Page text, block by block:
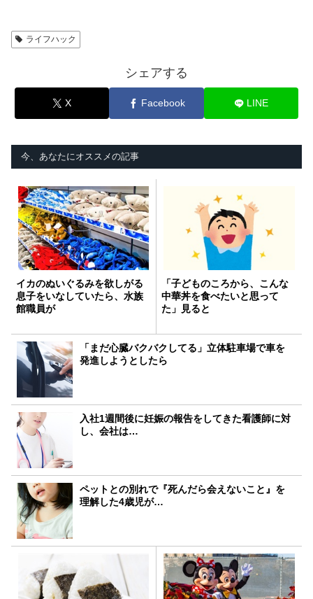
ライフハック
シェアする
X Facebook LINE
今、あなたにオススメの記事
イカのぬいぐるみを欲しがる
息子をいなしていたら、水族
館職員が
「子どものころから、こんな
中華丼を食べたいと思って
た」見ると
「まだ心臓バクバクしてる」立体駐車場で車を
発進しようとしたら
入社1週間後に妊娠の報告をしてきた看護師に対
し、会社は…
ペットとの別れで『死んだら会えないこと』を
理解した4歳児が…